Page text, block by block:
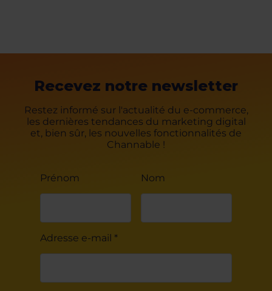
Recevez notre newsletter
Restez informé sur l'actualité du e-commerce,
les dernières tendances du marketing digital
et, bien sûr, les nouvelles fonctionnalités de
Channable !
Prénom Nom
Adresse e-mail *